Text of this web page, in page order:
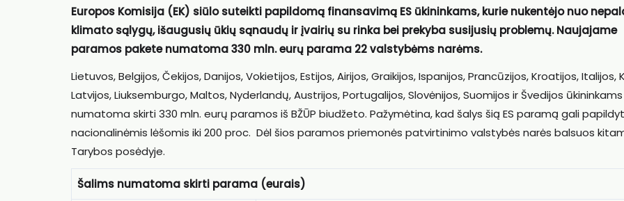
Europos Komisija (EK) siūlo suteikti papildomą finansavimą ES ūkininkams, kurie nukentėjo nuo
klimato sąlygų, išaugusių ūkių sąnaudų ir įvairių su rinka bei prekyba susijusių problemų. Naujajame
paramos pakete numatoma 330 mln. eurų parama 22 valstybėms narėms.
Lietuvos, Belgijos, Čekijos, Danijos, Vokietijos, Estijos, Airijos, Graikijos, Ispanijos, Prancūzijos, Kroatijos, Italijos,
Latvijos, Liuksemburgo, Maltos, Nyderlandų, Austrijos, Portugalijos, Slovėnijos, Suomijos ir Švedijos ūkininkams
numatoma skirti 330 mln. eurų paramos iš BŽŪP biudžeto. Pažymėtina, kad šalys šią ES paramą gali
nacionalinėmis lėšomis iki 200 proc. Dėl šios paramos priemonės patvirtinimo valstybės narės balsuos
Tarybos posėdyje.
Šalims numatoma skirti parama (eurais)